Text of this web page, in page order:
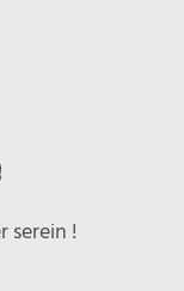
serein !